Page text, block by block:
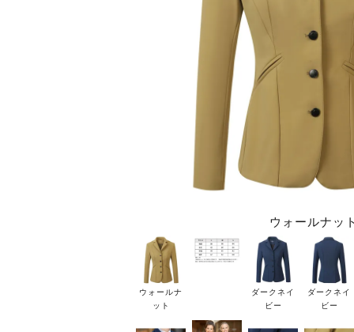
ウォールナッ
ウォールナ
ット
ダークネイ
ビー
ダークネイ
ビー